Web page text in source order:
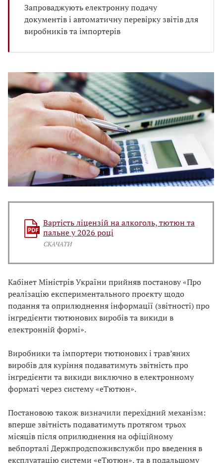
Запроваджують електронну подачу
документів і автоматичну перевірку звітів для
виробників та імпортерів
Вартість ліцензій на алкоголь, тютюн та
пальне у 2026 році
СКАЧАТИ
Кабінет Міністрів України прийняв постанову «Про
реалізацію експериментального проєкту щодо
подання та оприлюднення інформації (звітності) про
інгредієнти тютюнових виробів та викиди в
електронній формі».
Виробники та імпортери тютюнових і трав’яних
виробів для куріння подаватимуть звітність про
інгредієнти та викиди виключно в електронному
форматі через систему «еТютюн».
Постановою також визначили перехідний механізм:
вперше звітність подаватимуть протягом трьох
місяців після оприлюднення на офіційному
вебпорталі Держпродспоживслужби про введення в
експлуатацію системи «еТютюн», та в подальшому